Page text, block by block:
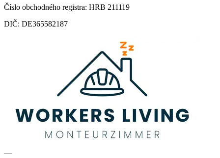
Číslo obchodného registra: HRB 211119
DIČ: DE365582187
—